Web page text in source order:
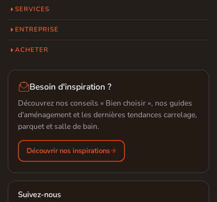
SERVICES
ENTREPRISE
ACHETER
Besoin d'inspiration ?
Découvrez nos conseils « Bien choisir », nos guides
d'aménagement et les dernières tendances carrelage,
parquet et salle de bain.
Découvrir nos inspirations
Suivez-nous